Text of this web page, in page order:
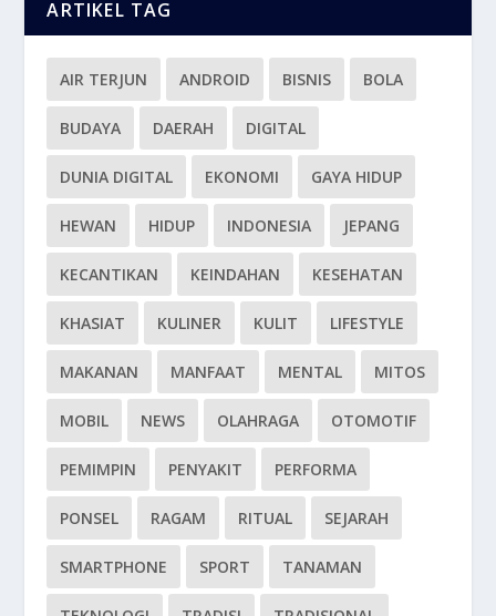
ARTIKEL TAG
AIR TERJUN ANDROID BISNIS BOLA
BUDAYA DAERAH DIGITAL
DUNIA DIGITAL EKONOMI GAYA HIDUP
HEWAN HIDUP INDONESIA JEPANG
KECANTIKAN KEINDAHAN KESEHATAN
KHASIAT KULINER KULIT LIFESTYLE
MAKANAN MANFAAT MENTAL MITOS
MOBIL NEWS OLAHRAGA OTOMOTIF
PEMIMPIN PENYAKIT PERFORMA
PONSEL RAGAM RITUAL SEJARAH
SMARTPHONE SPORT TANAMAN